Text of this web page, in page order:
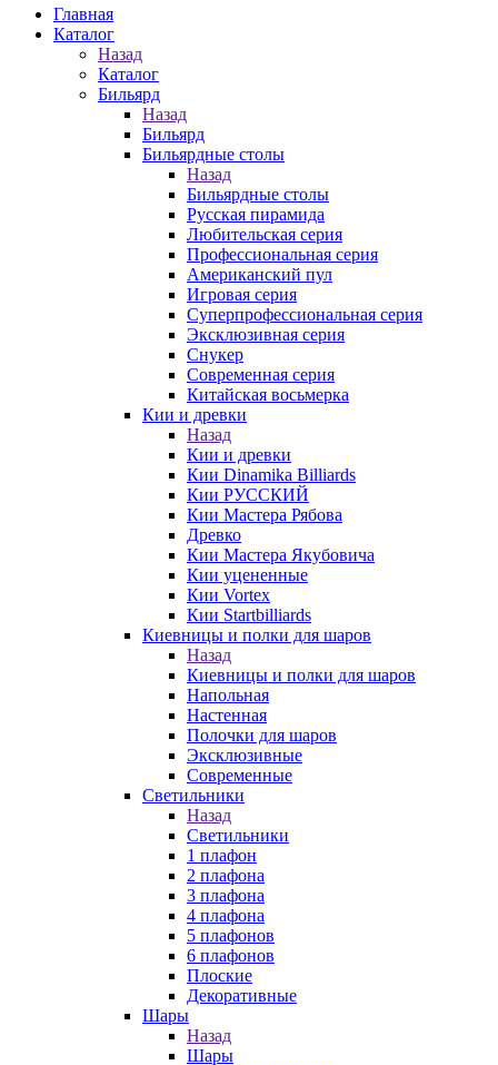
Главная
Каталог
Назад
Каталог
Бильярд
Назад
Бильярд
Бильярдные столы
Назад
Бильярдные столы
Русская пирамида
Любительская серия
Профессиональная серия
Американский пул
Игровая серия
Суперпрофессиональная серия
Эксклюзивная серия
Снукер
Современная серия
Китайская восьмерка
Кии и древки
Назад
Кии и древки
Кии Dinamika Billiards
Кии РУССКИЙ
Кии Мастера Рябова
Древко
Кии Мастера Якубовича
Кии уцененные
Кии Vortex
Кии Startbilliards
Киевницы и полки для шаров
Назад
Киевницы и полки для шаров
Напольная
Настенная
Полочки для шаров
Эксклюзивные
Современные
Светильники
Назад
Светильники
1 плафон
2 плафона
3 плафона
4 плафона
5 плафонов
6 плафонов
Плоские
Декоративные
Шары
Назад
Шары